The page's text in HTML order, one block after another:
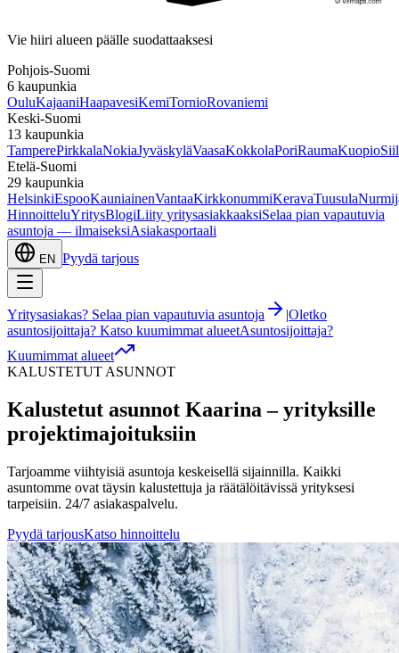
Vie hiiri alueen päälle suodattaaksesi
Pohjois-Suomi
6 kaupunkia
OuluKajaaniHaapavesiKemiTornioRovaniemi
Keski-Suomi
13 kaupunkia
TamperePirkkalaNokiaJyväskyläVaasaKokkolaPoriRaumaKuopio
Etelä-Suomi
29 kaupunkia
HelsinkiEspooKauniainenVantaaKirkkonummiKeravaTuusula
HinnoitteluYritysBlogiLiity yritysasiakkaaksiSelaa pian vapautuvia
asuntoja — ilmaiseksiAsiakasportaali
EN Pyydä tarjous
Yritysasiakas? Selaa pian vapautuvia asuntoja |Oletko
asuntosijoittaja? Katso kuumimmat alueetAsuntosijoittaja?
Kuumimmat alueet
KALUSTETUT ASUNNOT
Kalustetut asunnot Kaarina – yrityksille
projektimajoituksiin
Tarjoamme viihtyisiä asuntoja keskeisellä sijainnilla. Kaikki
asuntomme ovat täysin kalustettuja ja räätälöitävissä yrityksesi
tarpeisiin. 24/7 asiakaspalvelu.
Pyydä tarjousKatso hinnoittelu